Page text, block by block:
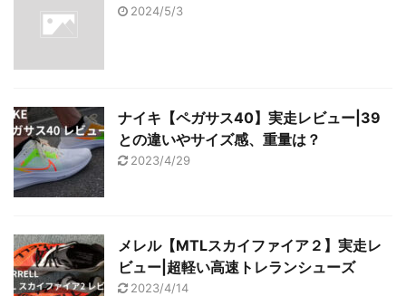
2024/5/3
ナイキ【ペガサス40】実走レビュー|39
との違いやサイズ感、重量は？
2023/4/29
メレル【MTLスカイファイア２】実走レ
ビュー|超軽い高速トレランシューズ
2023/4/14